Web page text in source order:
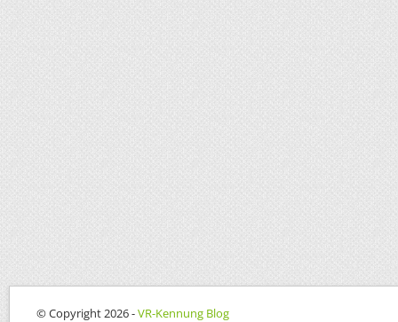
© Copyright 2026 -VR-Kennung Blog